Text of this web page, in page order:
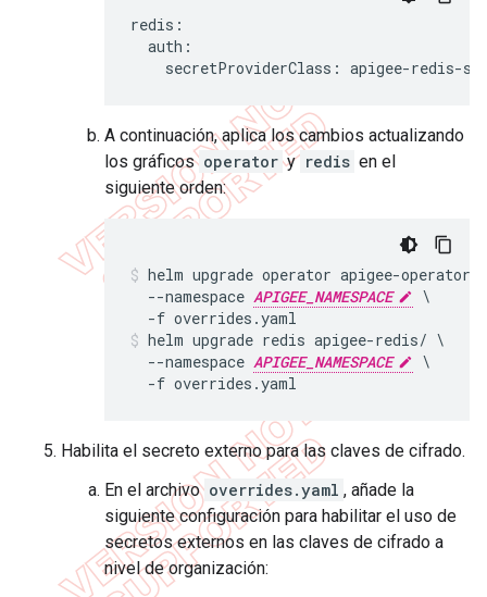
redis:
  auth:
secretProviderClass: apigee-redis-
A continuación, aplica los cambios actualizando
los gráficos operator y redis en el
siguiente orden:
helm upgrade operator apigee-
  --namespace
APIGEE_NAMESPACE
\
  -f overrides.yaml
helm upgrade redis apigee-redis/ \
  --namespace
APIGEE_NAMESPACE
\
  -f overrides.yaml
Habilita el secreto externo para las claves de cifrado.
En el archivo overrides.yaml , añade la
siguiente configuración para habilitar el uso de
secretos externos en las claves de cifrado a
nivel de organización: